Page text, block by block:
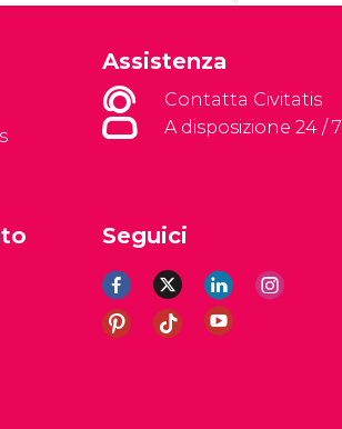
Assistenza
Contatta Civitatis
A disposizione 24 / 7
Seguici